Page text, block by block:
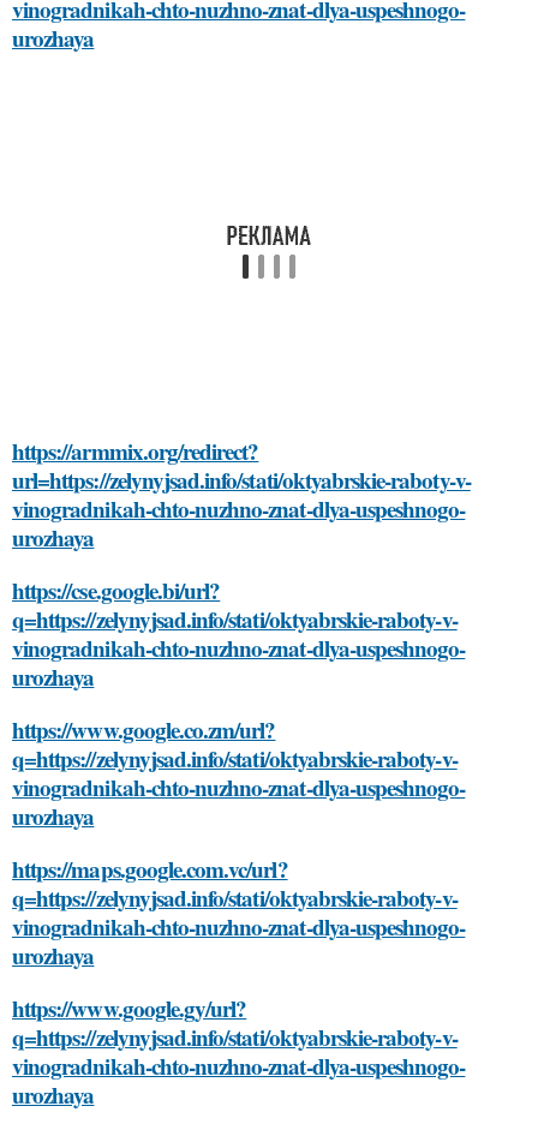
vinogradnikah-chto-nuzhno-znat-dlya-uspeshnogo-
urozhaya
https://armmix.org/redirect?
url=https://zelynyjsad.info/stati/oktyabrskie-raboty-v-
vinogradnikah-chto-nuzhno-znat-dlya-uspeshnogo-
urozhaya
https://cse.google.bi/url?
q=https://zelynyjsad.info/stati/oktyabrskie-raboty-v-
vinogradnikah-chto-nuzhno-znat-dlya-uspeshnogo-
urozhaya
https://www.google.co.zm/url?
q=https://zelynyjsad.info/stati/oktyabrskie-raboty-v-
vinogradnikah-chto-nuzhno-znat-dlya-uspeshnogo-
urozhaya
https://maps.google.com.vc/url?
q=https://zelynyjsad.info/stati/oktyabrskie-raboty-v-
vinogradnikah-chto-nuzhno-znat-dlya-uspeshnogo-
urozhaya
https://www.google.gy/url?
q=https://zelynyjsad.info/stati/oktyabrskie-raboty-v-
vinogradnikah-chto-nuzhno-znat-dlya-uspeshnogo-
urozhaya